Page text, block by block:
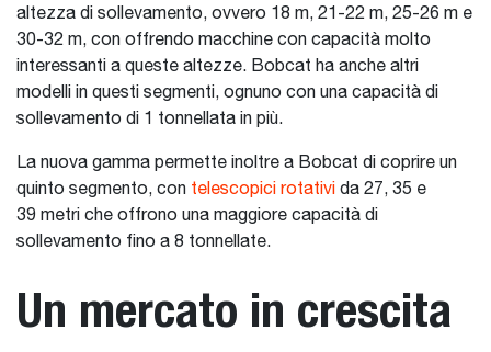
altezza di sollevamento, ovvero 18 m, 21-22 m, 25-26 m e
30-32 m, con offrendo macchine con capacità molto
interessanti a queste altezze. Bobcat ha anche altri
modelli in questi segmenti, ognuno con una capacità di
sollevamento di 1 tonnellata in più.
La nuova gamma permette inoltre a Bobcat di coprire un
quinto segmento, con telescopici rotativi da 27, 35 e
39 metri che offrono una maggiore capacità di
sollevamento fino a 8 tonnellate.
Un mercato in crescita